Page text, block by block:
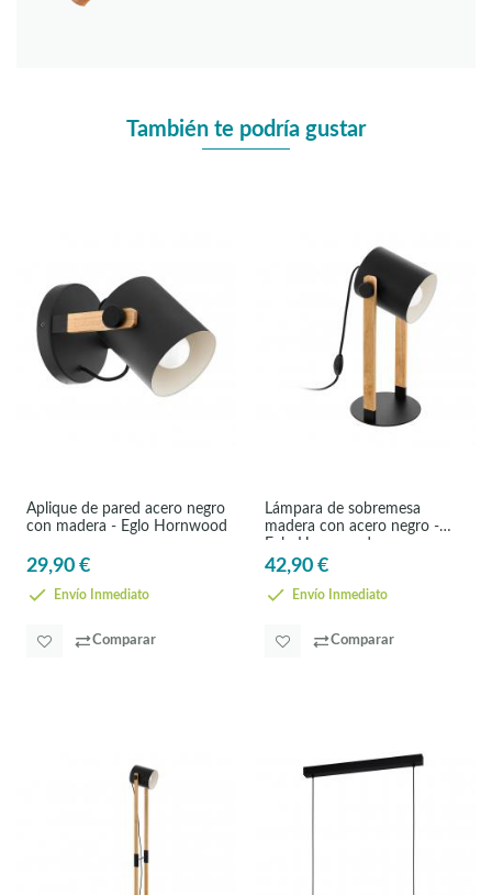
También te podría gustar
Aplique de pared acero negro
con madera - Eglo Hornwood
29,90 €
Envío Inmediato
Comparar
Lámpara de sobremesa
madera con acero negro -
Eglo Hornwood
42,90 €
Envío Inmediato
Comparar